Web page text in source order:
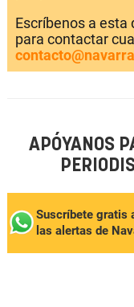
Escríbenos a
para contactar
APÓYANOS
Suscríbete gratis
las alertas de